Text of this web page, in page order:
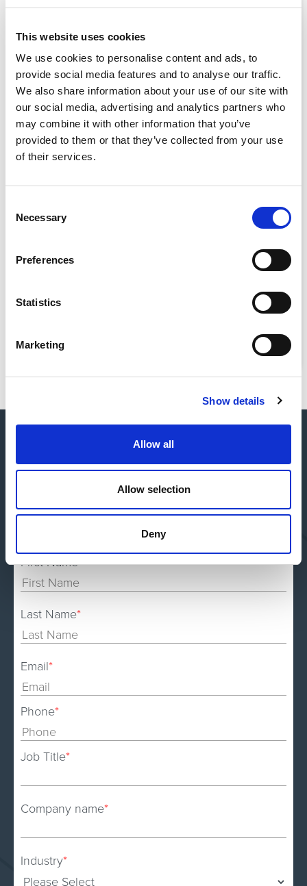
This website uses cookies
We use cookies to personalise content and ads, to
provide social media features and to analyse our traffic.
We also share information about your use of our site with
our social media, advertising and analytics partners who
may combine it with other information that you’ve
provided to them or that they’ve collected from your use
of their services.
Selection
Necessary
Preferences
Statistics
Marketing
Show details
Allow all
Allow selection
Deny
Grupo Benassi
Benassi automatiza o recebimento dos pedidos
Fale Conosco
First Name*
Last Name*
Email*
Phone*
Job Title*
Company name*
Industry*